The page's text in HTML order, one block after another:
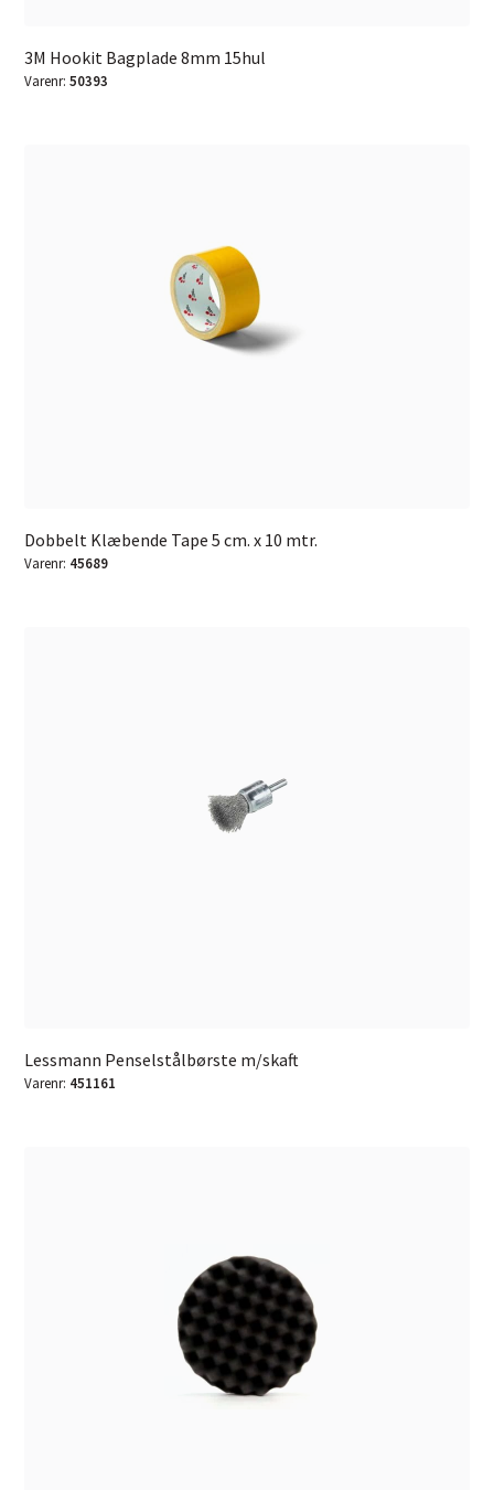
3M Hookit Bagplade 8mm 15hul
Varenr:50393
Dobbelt Klæbende Tape 5 cm. x 10 mtr.
Varenr: 45689
Lessmann Penselstålbørste m/skaft
Varenr: 451161